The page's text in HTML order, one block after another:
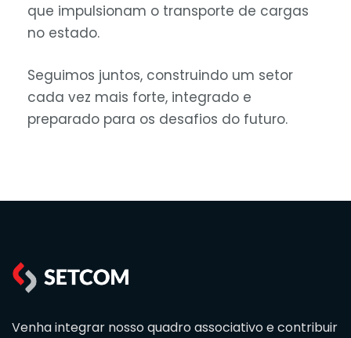
que impulsionam o transporte de cargas
no estado.
Seguimos juntos, construindo um setor
cada vez mais forte, integrado e
preparado para os desafios do futuro.
Venha integrar nosso quadro associativo e contribuir